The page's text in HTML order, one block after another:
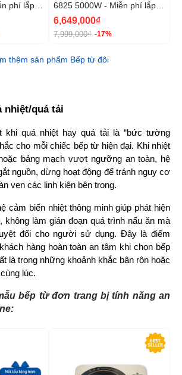
phí lắp
6825 5000W - Miễn phí lắp
đặt, cắt đá
6,649,000₫
7,999,000₫ -17%
thêm sản phẩm Bếp từ đôi
nhiệt/quá tải
khi quá nhiệt hay quá tải là “bức tường
cho mỗi chiếc bếp từ hiện đại. Khi nhiệt
bảng mạch vượt ngưỡng an toàn, hệ
nguồn, dừng hoạt động để tránh nguy cơ
vẹn các linh kiện bên trong.
cảm biến nhiệt thông minh giúp phát hiện
không làm gián đoạn quá trình nấu ăn mà
đối cho người sử dụng. Đây là điểm
hàng hoàn toàn an tâm khi chọn bếp
là trong những khoảnh khắc bận rộn hoặc
lúc.
bếp từ đơn trang bị tính năng an